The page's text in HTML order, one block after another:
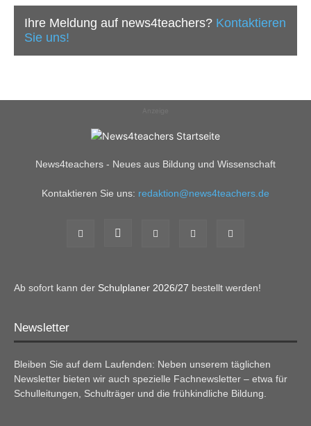
Ihre Meldung auf news4teachers? Kontaktieren
Sie uns!
News4teachers - Neues aus Bildung und Wissenschaft
Kontaktieren Sie uns: redaktion@news4teachers.de
Ab sofort kann der Schulplaner 2026/27 bestellt werden!
Newsletter
Bleiben Sie auf dem Laufenden: Neben unserem täglichen
Newsletter bieten wir auch spezielle Fachnewsletter – etwa für
Schulleitungen, Schulträger und die frühkindliche Bildung.